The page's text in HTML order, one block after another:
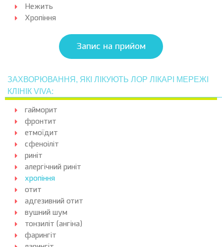
Нежить
Хропіння
Запис на прийом
ЗАХВОРЮВАННЯ, ЯКІ ЛІКУЮТЬ ЛОР ЛІКАРІ МЕРЕЖІ
КЛІНІК VIVA:
гайморит
фронтит
етмоїдит
сфеноіліт
риніт
алергічний риніт
хропіння
отит
адгезивний отит
вушний шум
тонзиліт (ангіна)
фарингіт